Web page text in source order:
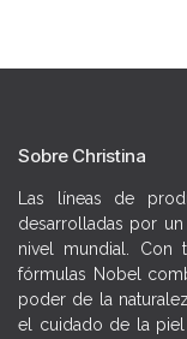
Sobre Christina
Las líneas de
desarrolladas por
nivel mundial. Con
fórmulas Nobel
poder de la
el cuidado de la piel